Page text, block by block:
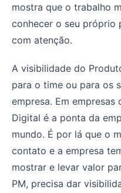
mostra que o trabalho
conhecer o seu próprio
com atenção.
A visibilidade do
para o time ou para os
empresa. Em
Digital é a ponta da
mundo. É por lá que o
contato e a empresa
mostrar e levar valor
PM, precisa dar